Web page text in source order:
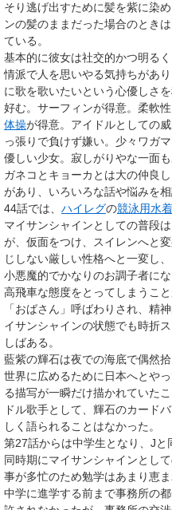
そり逃げ出すために髪を紫に染
ンの髪のままだった場合のとき
ている。
基本的に彼女は社交的かつ明る
情派で人を思いやる気持ちがあ
に歌を歌いたいという心優しさ
好む。サーフィンが得意。柔軟
体操が得意。アイドルとしての
っ張りで負けず嫌い。少々ワガ
優しい少女。寂しがりやな一面
ガネコとキョーカとは大の仲良
があり、いろいろな話や悩みを
44話では、 ハイレグの競泳用水着
マイサンシャインとしての普段
が、仮面をつけ、スイレンへと
じしない厳しい性格へと一変し
小悪魔的でかなりのお調子者に
高飛車な態度をとってしまうこ
「おばさん」呼ばわりされ、精
イサンシャインの状態でも時折
しばある。
藍紫の輝石は夜での海底で偶然
世界に広めるために日本へとや
る描写が一瞬だけ描かれていた
ドル歌手として、輝石のカード
しく語られることはなかった。
第27話からは中学生となり、Jと
同時期にマイサンシャインとし
事が多忙のため勉学はあまり恵ま
中学に進学する前まで事務所の